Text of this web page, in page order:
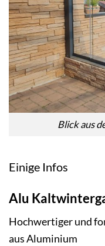
Blick aus
Einige Infos
Alu
Hochwertiger und
aus Aluminium